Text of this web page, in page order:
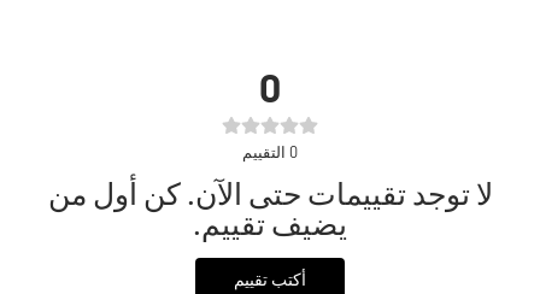
0
0 التقييم
لا توجد تقييمات حتى الآن. كن أول من
يضيف تقييم.
أكتب تقييم